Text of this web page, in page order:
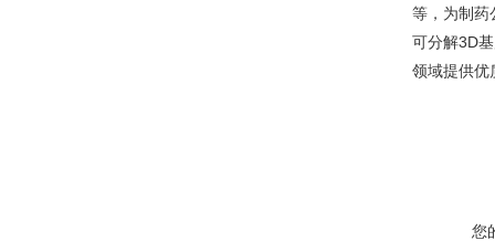
等，为制药
可分解3D
领域提供优
您